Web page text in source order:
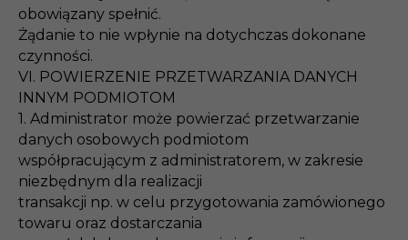
obowiązany spełnić.
Żądanie to nie wpłynie na dotychczas dokonane
czynności.
VI. POWIERZENIE PRZETWARZANIA DANYCH
INNYM PODMIOTOM
1. Administrator może powierzać przetwarzanie
danych osobowych podmiotom
współpracującym z administratorem, w zakresie
niezbędnym dla realizacji
transakcji np. w celu przygotowania zamówionego
towaru oraz dostarczania